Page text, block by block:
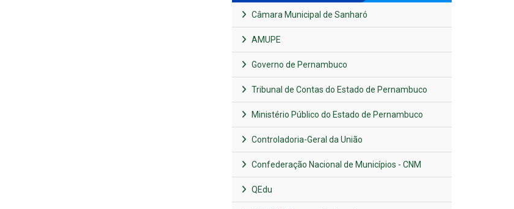
Câmara Municipal de Sanharó
AMUPE
Governo de Pernambuco
Tribunal de Contas do Estado de Pernambuco
Ministério Público do Estado de Pernambuco
Controladoria-Geral da União
Confederação Nacional de Municípios - CNM
QEdu